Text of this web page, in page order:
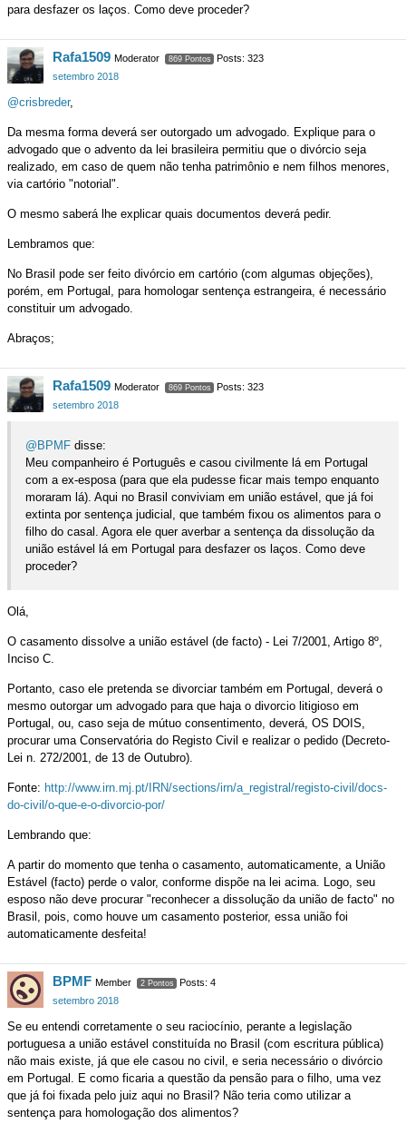
para desfazer os laços. Como deve proceder?
Rafa1509 Moderator 869 Pontos
Posts: 323
setembro 2018
@crisbreder,
Da mesma forma deverá ser outorgado um advogado. Explique para o
advogado que o advento da lei brasileira permitiu que o divórcio seja
realizado, em caso de quem não tenha patrimônio e nem filhos menores,
via cartório "notorial".
O mesmo saberá lhe explicar quais documentos deverá pedir.
Lembramos que:
No Brasil pode ser feito divórcio em cartório (com algumas objeções),
porém, em Portugal, para homologar sentença estrangeira, é necessário
constituir um advogado.
Abraços;
Rafa1509 Moderator 869 Pontos
Posts: 323
setembro 2018
@BPMF disse:
Meu companheiro é Português e casou civilmente lá em Portugal
com a ex-esposa (para que ela pudesse ficar mais tempo enquanto
moraram lá). Aqui no Brasil conviviam em união estável, que já foi
extinta por sentença judicial, que também fixou os alimentos para o
filho do casal. Agora ele quer averbar a sentença da dissolução da
união estável lá em Portugal para desfazer os laços. Como deve
proceder?
Olá,
O casamento dissolve a união estável (de facto) - Lei 7/2001, Artigo 8º,
Inciso C.
Portanto, caso ele pretenda se divorciar também em Portugal, deverá o
mesmo outorgar um advogado para que haja o divorcio litigioso em
Portugal, ou, caso seja de mútuo consentimento, deverá, OS DOIS,
procurar uma Conservatória do Registo Civil e realizar o pedido (Decreto-
Lei n. 272/2001, de 13 de Outubro).
Fonte: http://www.irn.mj.pt/IRN/sections/irn/a_registral/registo-civil/docs-
do-civil/o-que-e-o-divorcio-por/
Lembrando que:
A partir do momento que tenha o casamento, automaticamente, a União
Estável (facto) perde o valor, conforme dispõe na lei acima. Logo, seu
esposo não deve procurar "reconhecer a dissolução da união de facto" no
Brasil, pois, como houve um casamento posterior, essa união foi
automaticamente desfeita!
BPMF Member 2 Pontos
Posts: 4
setembro 2018
Se eu entendi corretamente o seu raciocínio, perante a legislação
portuguesa a união estável constituída no Brasil (com escritura pública)
não mais existe, já que ele casou no civil, e seria necessário o divórcio
em Portugal. E como ficaria a questão da pensão para o filho, uma vez
que já foi fixada pelo juiz aqui no Brasil? Não teria como utilizar a
sentença para homologação dos alimentos?